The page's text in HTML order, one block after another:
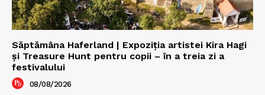
Săptămâna Haferland | Expoziţia artistei Kira Hagi
şi Treasure Hunt pentru copii – în a treia zi a
festivalului
08/08/2026